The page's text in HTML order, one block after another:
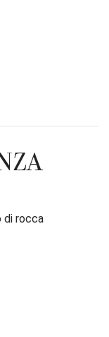
di rocca